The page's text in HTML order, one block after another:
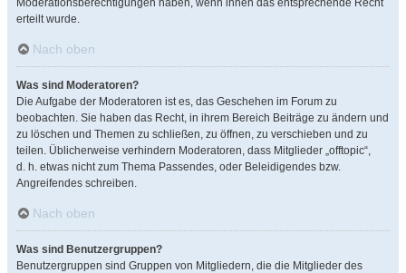
Moderationsberechtigungen haben, wenn ihnen das entsprechende Recht
erteilt wurde.
Nach oben
Was sind Moderatoren?
Die Aufgabe der Moderatoren ist es, das Geschehen im Forum zu
beobachten. Sie haben das Recht, in ihrem Bereich Beiträge zu ändern und
zu löschen und Themen zu schließen, zu öffnen, zu verschieben und zu
teilen. Üblicherweise verhindern Moderatoren, dass Mitglieder „offtopic“,
d. h. etwas nicht zum Thema Passendes, oder Beleidigendes bzw.
Angreifendes schreiben.
Nach oben
Was sind Benutzergruppen?
Benutzergruppen sind Gruppen von Mitgliedern, die die Mitglieder des